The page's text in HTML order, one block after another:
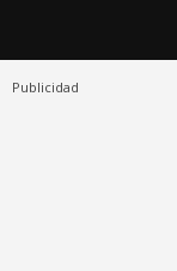
Publicidad